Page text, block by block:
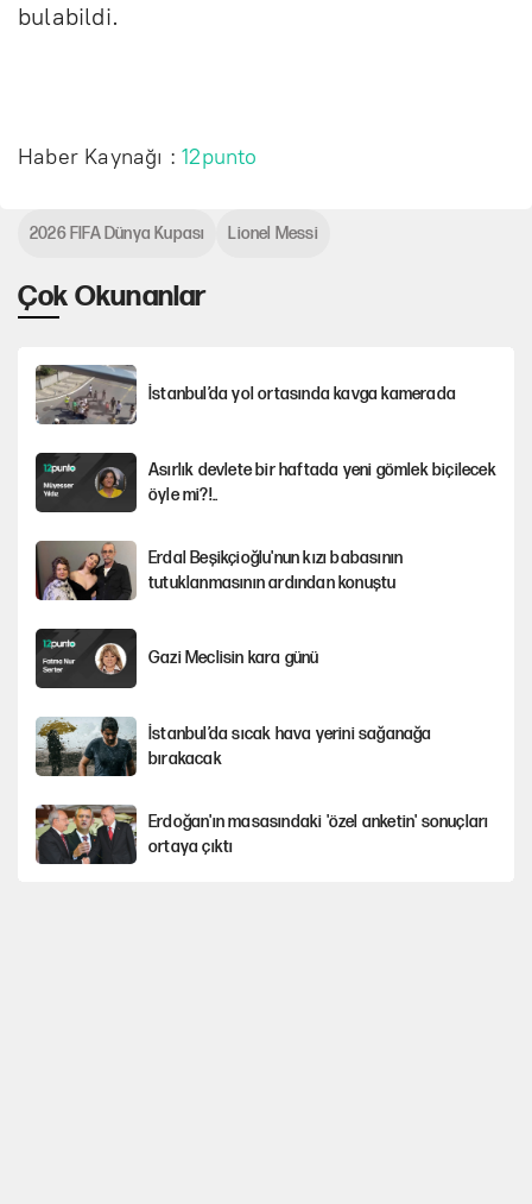
bulabildi.
Haber Kaynağı :12punto
Çok Okunanlar
İstanbul’da yol ortasında kavga kamerada
Asırlık devlete bir haftada yeni gömlek biçilecek
öyle mi?!..
Erdal Beşikçioğlu'nun kızı babasının
tutuklanmasının ardından konuştu
Gazi Meclisin kara günü
İstanbul’da sıcak hava yerini sağanağa
bırakacak
Erdoğan'ın masasındaki 'özel anketin' sonuçları
ortaya çıktı
2026 FIFA Dünya Kupası Lionel Messi